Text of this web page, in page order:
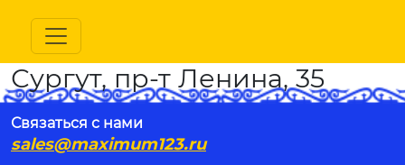
Сургут, пр-т Ленина, 35
Связаться с нами
sales@maximum123.ru